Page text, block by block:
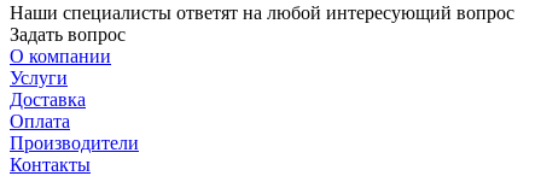
Наши специалисты ответят на любой интересующий вопрос
Задать вопрос
О компании
Услуги
Доставка
Оплата
Производители
Контакты